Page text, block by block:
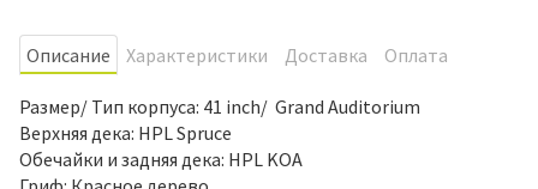
Oписание Характеристики Доставка Оплата
Размер/ Тип корпуса: 41 inch/ Grand Auditorium
Верхняя дека: HPL Spruce
Обечайки и задняя дека: HPL KOA